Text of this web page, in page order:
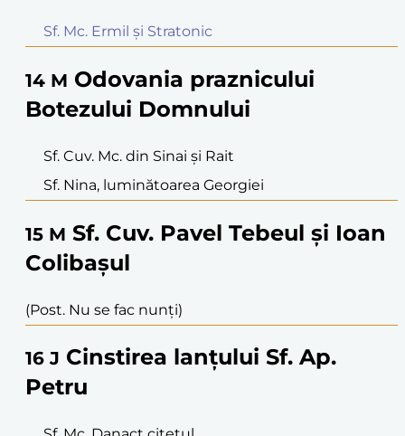
Sf. Mc. Ermil și Stratonic
14 M Odovania praznicului
Botezului Domnului
Sf. Cuv. Mc. din Sinai și Rait
Sf. Nina, luminătoarea Georgiei
15 M Sf. Cuv. Pavel Tebeul și Ioan
Colibașul
(Post. Nu se fac nunți)
16 J Cinstirea lanțului Sf. Ap.
Petru